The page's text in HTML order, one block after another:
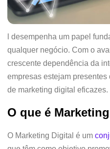
l desempenha um papel
qualquer negócio. Com o
crescente dependência da
empresas estejam
de marketing digital eficazes.
O que é
O Marketing Digital é um